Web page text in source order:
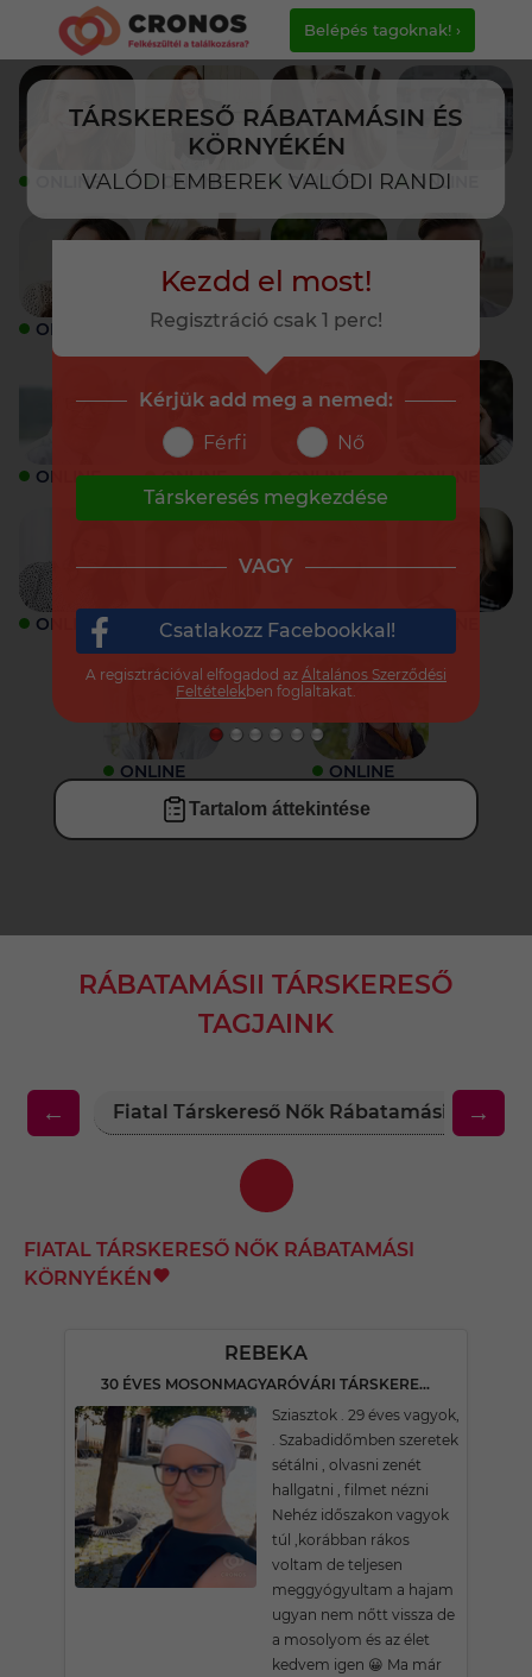
TÁRSKERESŐ RÁBATAMÁSIN ÉS
KÖRNYÉKÉN
VALÓDI EMBEREK VALÓDI RANDI
Belépés tagoknak! ›
ONLINE ONLINE ONLINE ONLINE
ONLINE ONLINE ONLINE
ONLINE ONLINE ONLINE ONLINE
ONLINE ONLINE ONLINE
ONLINE ONLINE
Tartalom áttekintése
RÁBATAMÁSII TÁRSKERESŐ
TAGJAINK
← Fiatal Társkereső Nők Rábatamási →
FIATAL TÁRSKERESŐ NŐK RÁBATAMÁSI
KÖRNYÉKÉN
REBEKA
30 ÉVES MOSONMAGYARÓVÁRI TÁRSKERESŐ
Sziasztok . 29 éves vagyok,
. Szabadidőmben szeretek
sétálni , olvasni zenét
hallgatni , filmet nézni
Nehéz időszakon vagyok
túl ,korábban rákos
voltam de teljesen
meggyógyultam a hajam
ugyan nem nőtt vissza de
a mosolyom és az élet
kedvem igen 😀 Ma már
Kezdd el most!
Regisztráció csak 1 perc!
Kérjük add meg a nemed:
Férfi
Nő
Társkeresés megkezdése
VAGY
Csatlakozz Facebookkal!
A regisztrációval elfogadod az Általános Szerződési
Feltételekben foglaltakat.